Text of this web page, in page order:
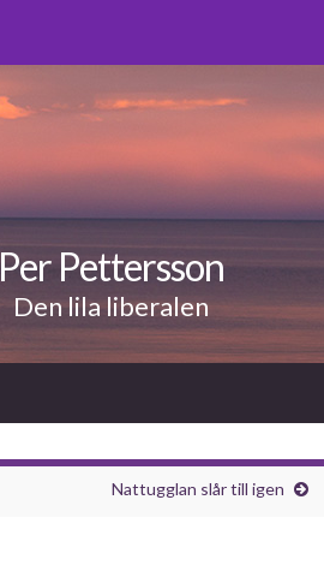
Per Pettersson
Den lila liberalen
Nattugglan slår till igen